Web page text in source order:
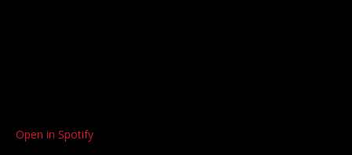
Open in Spotify